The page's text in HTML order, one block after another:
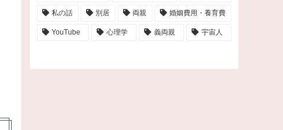
私の話 別居 両親 婚姻費用・養育費
YouTube 心理学 義両親 宇宙人